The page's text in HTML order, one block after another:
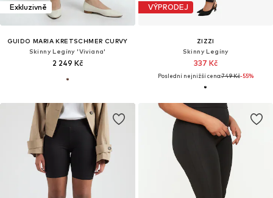
Exkluzivně
GUIDO MARIA KRETSCHMER CURVY
Skinny Legíny 'Viviana'
2 249 Kč
VÝPRODEJ
ZIZZI
Skinny Legíny
337 Kč
Poslední nejnižší cena:749 Kč-55%